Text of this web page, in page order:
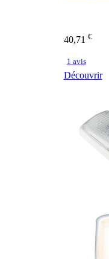
40,71 €
1 avis
Découvrir